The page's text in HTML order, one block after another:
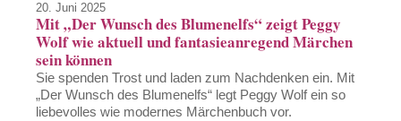
20. Juni 2025
Mit „Der Wunsch des Blumenelfs“ zeigt Peggy
Wolf wie aktuell und fantasieanregend Märchen
sein können
Sie spenden Trost und laden zum Nachdenken ein. Mit
„Der Wunsch des Blumenelfs“ legt Peggy Wolf ein so
liebevolles wie modernes Märchenbuch vor.